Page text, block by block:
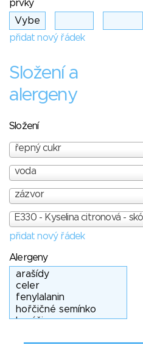
prvky
přidat nový řádek
Složení a
alergeny
Složení
řepný cukr
voda
zázvor
E330 - Kyselina citronová -
přidat nový řádek
Alergeny